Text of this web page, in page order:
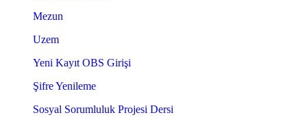
Mezun
Uzem
Yeni Kayıt OBS Girişi
Şifre Yenileme
Sosyal Sorumluluk Projesi Dersi